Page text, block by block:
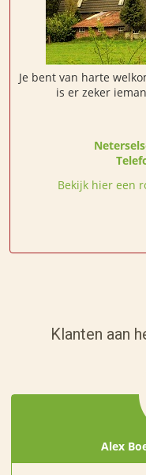
Je bent van harte
is er zeker
Bekijk hier een
Klanten aan
Alex